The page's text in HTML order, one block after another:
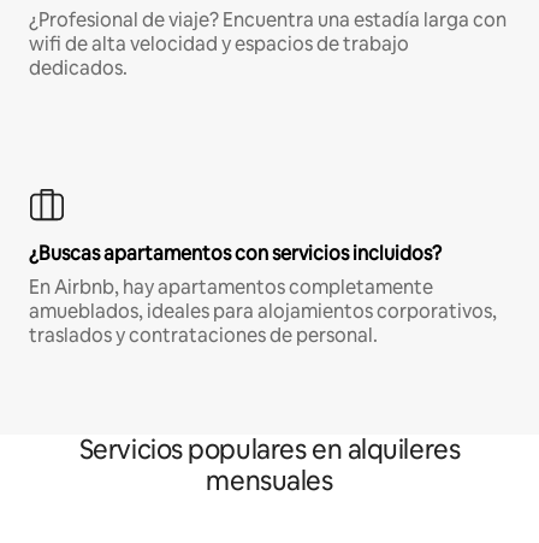
¿Profesional de viaje? Encuentra una estadía larga con
wifi de alta velocidad y espacios de trabajo
dedicados.
¿Buscas apartamentos con servicios incluidos?
En Airbnb, hay apartamentos completamente
amueblados, ideales para alojamientos corporativos,
traslados y contrataciones de personal.
Servicios populares en alquileres
mensuales